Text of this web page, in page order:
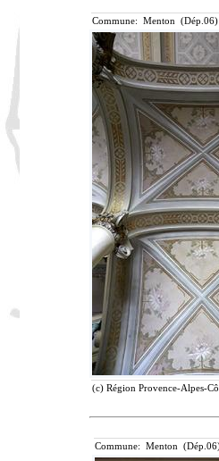
Commune: Menton
(c) Région Provence-Alpes-
Commune: Menton